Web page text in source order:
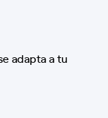
adapta a tu